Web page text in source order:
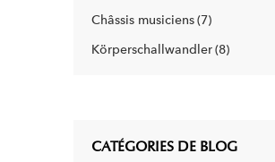
Châssis musiciens 7
Körperschallwandler 8
CATÉGORIES DE BLOG